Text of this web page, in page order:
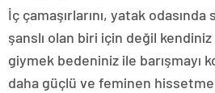
İç çamaşırlarını, yatak
şanslı olan biri için değil kendiniz
giymek bedeniniz ile barışmayı
daha güçlü ve feminen